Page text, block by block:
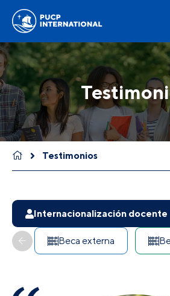
Testimonios
Internacionalización docente
Beca externa